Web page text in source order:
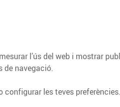
l’ús del web i mostrar
de navegació.
configurar les teves preferències.